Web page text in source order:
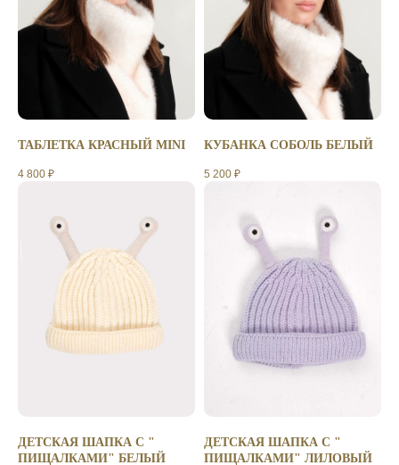
ТАБЛЕТКА КРАСНЫЙ MINI
4 800 ₽
КУБАНКА СОБОЛЬ БЕЛЫЙ
5 200 ₽
ДЕТСКАЯ ШАПКА С "
ПИЩАЛКАМИ" БЕЛЫЙ
ДЕТСКАЯ ШАПКА С "
ПИЩАЛКАМИ" ЛИЛОВЫЙ